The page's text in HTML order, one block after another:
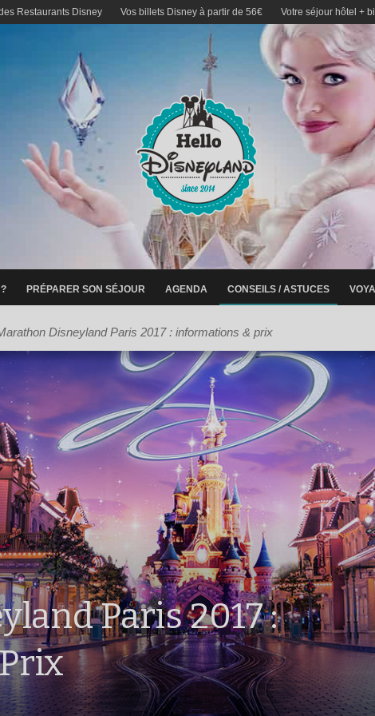
Restaurants Disney Vos billets Disney à partir de 56€ Votre séjour hôtel +
PRÉPARER SON SÉJOUR AGENDA CONSEILS / ASTUCES
Disneyland Paris 2017 : informations & prix
Paris 2017 :